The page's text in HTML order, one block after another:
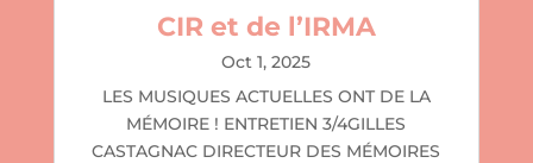
CIR et de l’IRMA
Oct 1, 2025
LES MUSIQUES ACTUELLES ONT DE LA
MÉMOIRE ! ENTRETIEN 3/4GILLES
CASTAGNAC DIRECTEUR DES MÉMOIRES